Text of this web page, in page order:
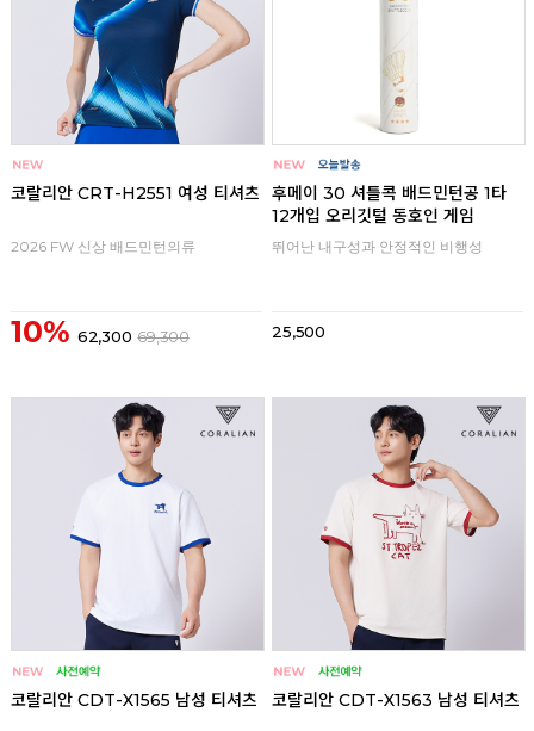
코랄리안 CRT-H2551 여성 티셔츠
2026 FW 신상 배드민턴의류
10% 62,300 69,300
후메이 30 셔틀콕 배드민턴공 1타
12개입 오리깃털 동호인 게임
뛰어난 내구성과 안정적인 비행성
25,500
코랄리안 CDT-X1565 남성 티셔츠 코랄리안 CDT-X1563 남성 티셔츠